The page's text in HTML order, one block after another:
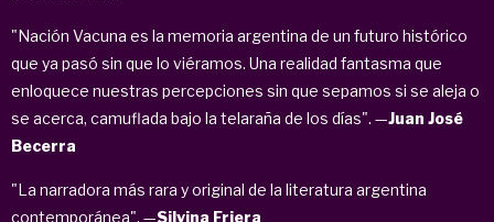
"Nación Vacuna es la memoria argentina de un futuro histórico
que ya pasó sin que lo viéramos. Una realidad fantasma que
enloquece nuestras percepciones sin que sepamos si se aleja o
se acerca, camuflada bajo la telaraña de los días". —Juan José
Becerra
"La narradora más rara y original de la literatura argentina
contemporánea". —Silvina Friera